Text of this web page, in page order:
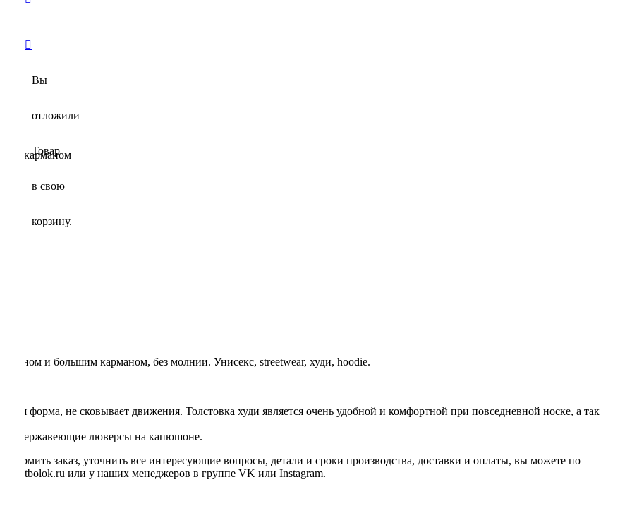
Вы
отложили
Товар
в свою
корзину.
и карманом
и большим карманом, без молнии. Унисекс, streetwear, худи, hoodie.
м.
форма, не сковывает движения. Толстовка худи является очень удобной и комфортной при повседневной носке, а так
и нержавеющие люверсы на капюшоне.
заказ, уточнить все интересующие вопросы, детали и сроки производства, доставки и оплаты, вы можете по
или у наших менеджеров в группе VK или Instagram.